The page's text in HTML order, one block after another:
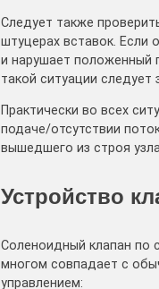
Следует также
штуцерах вставок. Если
и нарушает положенный
такой ситуации следует
Практически во всех
подаче/отсутствии
вышедшего из строя
Устройство
Соленоидный клапан по
многом совпадает с
управлением: